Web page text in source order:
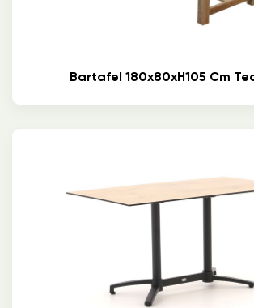
Bartafel 180x80xH105 Cm